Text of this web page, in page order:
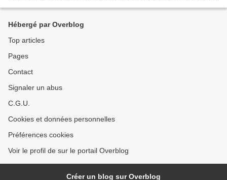
Hébergé par Overblog
Top articles
Pages
Contact
Signaler un abus
C.G.U.
Cookies et données personnelles
Préférences cookies
Voir le profil de sur le portail Overblog
Créer un blog sur Overblog